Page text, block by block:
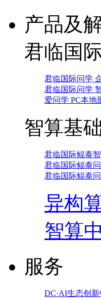
产品及
君临国
君临国际问学
君临国际问学
爱问学 PC本地
智算基
君临国际鲲泰
君临国际鲲泰
君临国际鲲泰
异构
智算
服务
DC·AI生态创